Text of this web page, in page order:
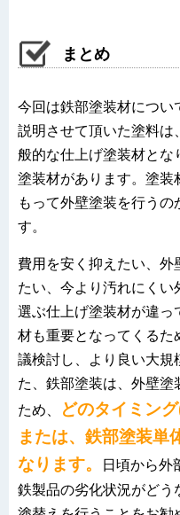
まとめ
今回は鉄部塗装材につい
説明させて頂いた塗料は
般的な仕上げ塗装材とな
塗装材があります。塗装
もって外壁塗装を行うの
す。
費用を安く抑えたい、
たい、今より汚れにくい
選ぶ仕上げ塗装材が違っ
材も重要となってくるた
議検討し、より良い大規
た、鉄部塗装は、外壁塗
ため、
どのタイミン
または、鉄部塗装単
なります。
日頃から外
鉄製品の劣化状況がどう